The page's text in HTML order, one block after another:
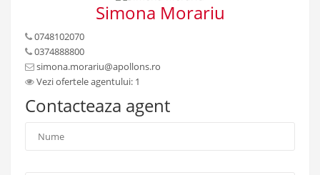
Simona Morariu
0748102070
0374888800
simona.morariu@apollons.ro
Vezi ofertele agentului: 1
Contacteaza agent